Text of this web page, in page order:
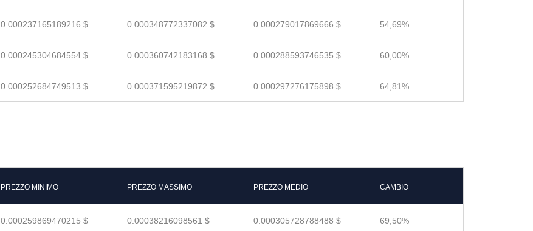
0.000237165189216 $ 0.000348772337082 $ 0.000279017869666 $ 54,69%
0.000245304684554 $ 0.000360742183168 $ 0.000288593746535 $ 60,00%
0.000252684749513 $ 0.000371595219872 $ 0.000297276175898 $ 64,81%
PREZZO MINIMO PREZZO MASSIMO PREZZO MEDIO CAMBIO
0.000259869470215 $ 0.00038216098561 $ 0.000305728788488 $ 69,50%